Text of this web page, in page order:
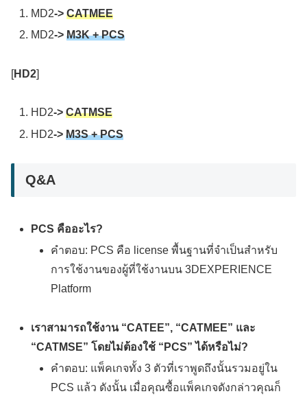
MD2->CATMEE
MD2->M3K + PCS
[HD2]
HD2->CATMSE
HD2->M3S + PCS
Q&A
PCS คืออะไร?
คำตอบ: PCS คือ license พื้นฐานที่จำเป็นสำหรับ
การใช้งานของผู้ที่ใช้งานบน 3DEXPERIENCE
Platform
เราสามารถใช้งาน “CATEE”, “CATMEE” และ
“CATMSE” โดยไม่ต้องใช้ “PCS” ได้หรือไม่?
คำตอบ: แพ็คเกจทั้ง 3 ตัวที่เราพูดถึงนั้นรวมอยู่ใน
PCS แล้ว ดังนั้น เมื่อคุณซื้อแพ็คเกจดังกล่าวคุณก็